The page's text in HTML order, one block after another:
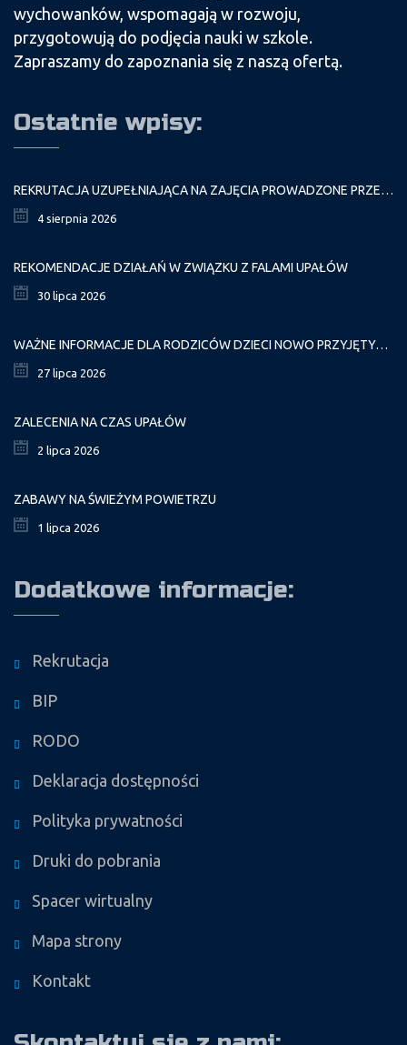
wychowanków, wspomagają w rozwoju,
przygotowują do podjęcia nauki w szkole.
Zapraszamy do zapoznania się z naszą ofertą.
Ostatnie wpisy:
REKRUTACJA UZUPEŁNIAJĄCA NA ZAJĘCIA PROWADZONE PRZEZ PAŁAC MŁODZIEŻY W ROKU SZKOLNYM 2026/2027
4 sierpnia 2026
REKOMENDACJE DZIAŁAŃ W ZWIĄZKU Z FALAMI UPAŁÓW
30 lipca 2026
WAŻNE INFORMACJE DLA RODZICÓW DZIECI NOWO PRZYJĘTYCH GR. I
27 lipca 2026
ZALECENIA NA CZAS UPAŁÓW
2 lipca 2026
ZABAWY NA ŚWIEŻYM POWIETRZU
1 lipca 2026
Dodatkowe informacje:
Rekrutacja
BIP
RODO
Deklaracja dostępności
Polityka prywatności
Druki do pobrania
Spacer wirtualny
Mapa strony
Kontakt